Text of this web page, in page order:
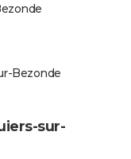
Bezonde
sur-